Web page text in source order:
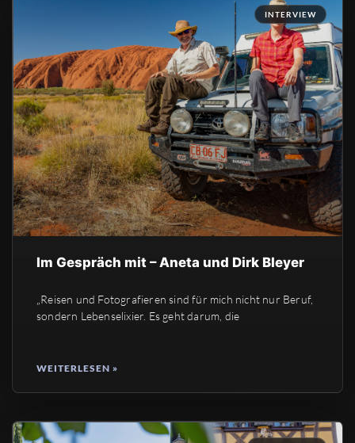
INTERVIEW
Im Gespräch mit – Aneta und Dirk Bleyer
„Reisen und Fotografieren sind für mich nicht nur Beruf,
sondern Lebenselixier. Es geht darum, die
WEITERLESEN »